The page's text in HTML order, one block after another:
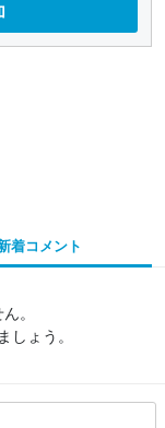
着コメント
。
しょう。